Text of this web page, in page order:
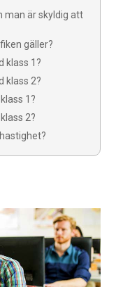
man är skyldig att
gäller?
klass 1?
klass 2?
1?
2?